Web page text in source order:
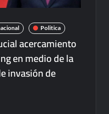
Politica
acercamiento
en medio de la
invasión de